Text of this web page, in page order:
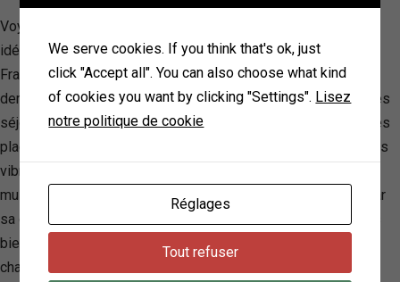
Voyages E.Leclerc se positionne comme votre compagnon
idéal pour des escapades à tarifs avantageux, que ce soit en
France ou à travers le monde. Spécialiste des offres de
dernière minute, cette agence de voyages en ligne promet des
séjours mémorables, allant des vacances ensoleillées sur des
plages paradisiaques aux circuits culturels dans des capitales
vibrantes. Avec une promesse de prix compétitifs et une
multitude de destinations, Voyages E.Leclerc se distingue par
sa capacité à proposer des vacances tout inclus, des séjours
bien-être, et bien plus encore, répondant ainsi aux désirs de
chacun. Grâce à son réseau d’agences accessible partout en
We serve cookies. If you think that's ok, just
click "Accept all". You can also choose what kind
of cookies you want by clicking "Settings". Lisez
notre politique de cookie
Réglages
Tout refuser